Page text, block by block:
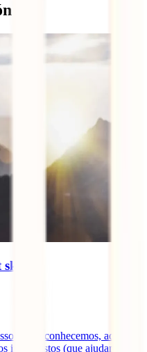
que conhecemos, aos
imprevistos (que ajudamos a